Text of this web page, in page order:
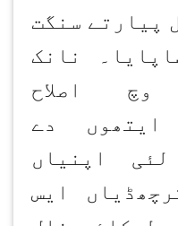
پیارتے سنگت
نانک
وچ اصلاح
ایتھوں دے
اپنیاں
ایس